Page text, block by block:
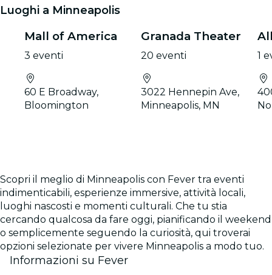
Luoghi a Minneapolis
Mall of America
3 eventi
60 E Broadway,
Bloomington
Granada Theater
20 eventi
3022 Hennepin Ave,
Minneapolis, MN
1
Scopri il meglio di Minneapolis con Fever tra eventi
indimenticabili, esperienze immersive, attività locali,
luoghi nascosti e momenti culturali. Che tu stia
cercando qualcosa da fare oggi, pianificando il weekend
o semplicemente seguendo la curiosità, qui troverai
opzioni selezionate per vivere Minneapolis a modo tuo.
Informazioni su Fever